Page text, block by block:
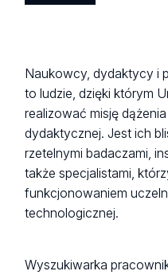
hasła
""Naukowcy, dydaktycy i
to ludzie, dzięki którym
realizować misję
dydaktycznej. Jest ich
rzetelnymi badaczami,
także specjalistami,
funkcjonowaniem
technologicznej.
Wyszukiwarka